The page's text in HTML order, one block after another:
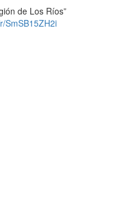
de Los Ríos”
SmSB15ZH2i